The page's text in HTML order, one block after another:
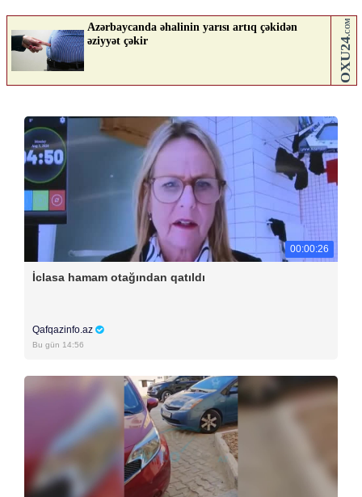
00:00:26
İclasa hamam otağından qatıldı
Qafqazinfo.az
Bu gün 14:56